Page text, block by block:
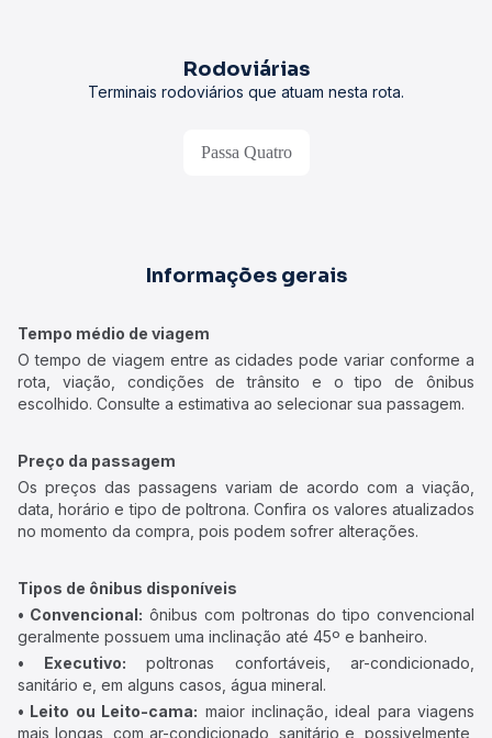
Rodoviárias
Terminais rodoviários que atuam nesta rota.
Passa Quatro
Informações gerais
Tempo médio de viagem
O tempo de viagem entre as cidades pode variar conforme a
rota, viação, condições de trânsito e o tipo de ônibus
escolhido. Consulte a estimativa ao selecionar sua passagem.
Preço da passagem
Os preços das passagens variam de acordo com a viação,
data, horário e tipo de poltrona. Confira os valores atualizados
no momento da compra, pois podem sofrer alterações.
Tipos de ônibus disponíveis
• Convencional: ônibus com poltronas do tipo convencional
geralmente possuem uma inclinação até 45º e banheiro.
• Executivo: poltronas confortáveis, ar-condicionado,
sanitário e, em alguns casos, água mineral.
• Leito ou Leito-cama: maior inclinação, ideal para viagens
mais longas, com ar-condicionado, sanitário e, possivelmente,